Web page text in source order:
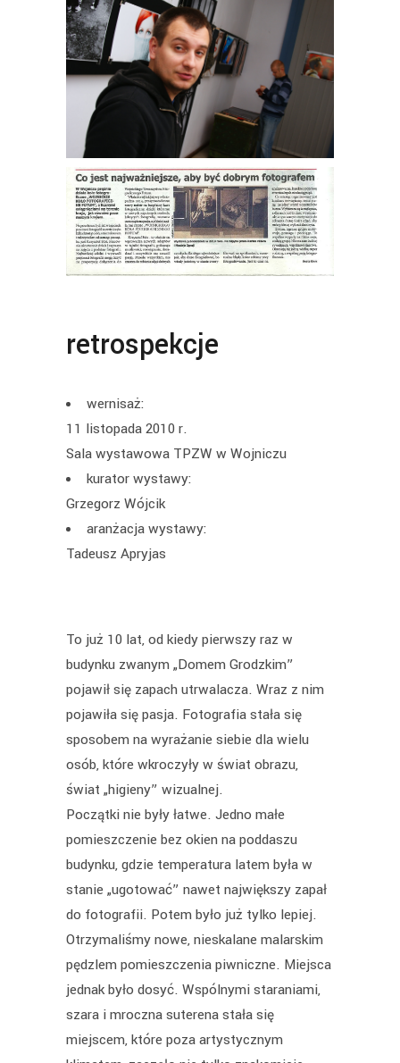
retrospekcje
wernisaż:
11 listopada 2010 r.
Sala wystawowa TPZW w Wojniczu
kurator wystawy:
Grzegorz Wójcik
aranżacja wystawy:
Tadeusz Apryjas
To już 10 lat, od kiedy pierwszy raz w
budynku zwanym „Domem Grodzkim”
pojawił się zapach utrwalacza. Wraz z nim
pojawiła się pasja. Fotografia stała się
sposobem na wyrażanie siebie dla wielu
osób, które wkroczyły w świat obrazu,
świat „higieny” wizualnej.
Początki nie były łatwe. Jedno małe
pomieszczenie bez okien na poddaszu
budynku, gdzie temperatura latem była w
stanie „ugotować” nawet największy zapał
do fotografii. Potem było już tylko lepiej.
Otrzymaliśmy nowe, nieskalane malarskim
pędzlem pomieszczenia piwniczne. Miejsca
jednak było dosyć. Wspólnymi staraniami,
szara i mroczna suterena stała się
miejscem, które poza artystycznym